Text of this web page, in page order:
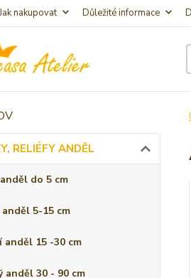
Jak nakupovat Důležité informace
RELIÉFY ANDĚL
do 5 cm
anděl 5-15 cm
anděl 15 -30 cm
anděl 30 - 90 cm